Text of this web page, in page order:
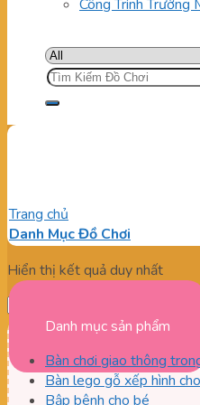
Công Trình Trường
Tìm
kiếm:
Trang chủ
Danh Mục Đồ Chơi
Hiển thị kết quả duy nhất
Danh mục sản phẩm
Bàn chơi giao thông
Bàn lego gỗ xếp hình
Bập bênh cho bé